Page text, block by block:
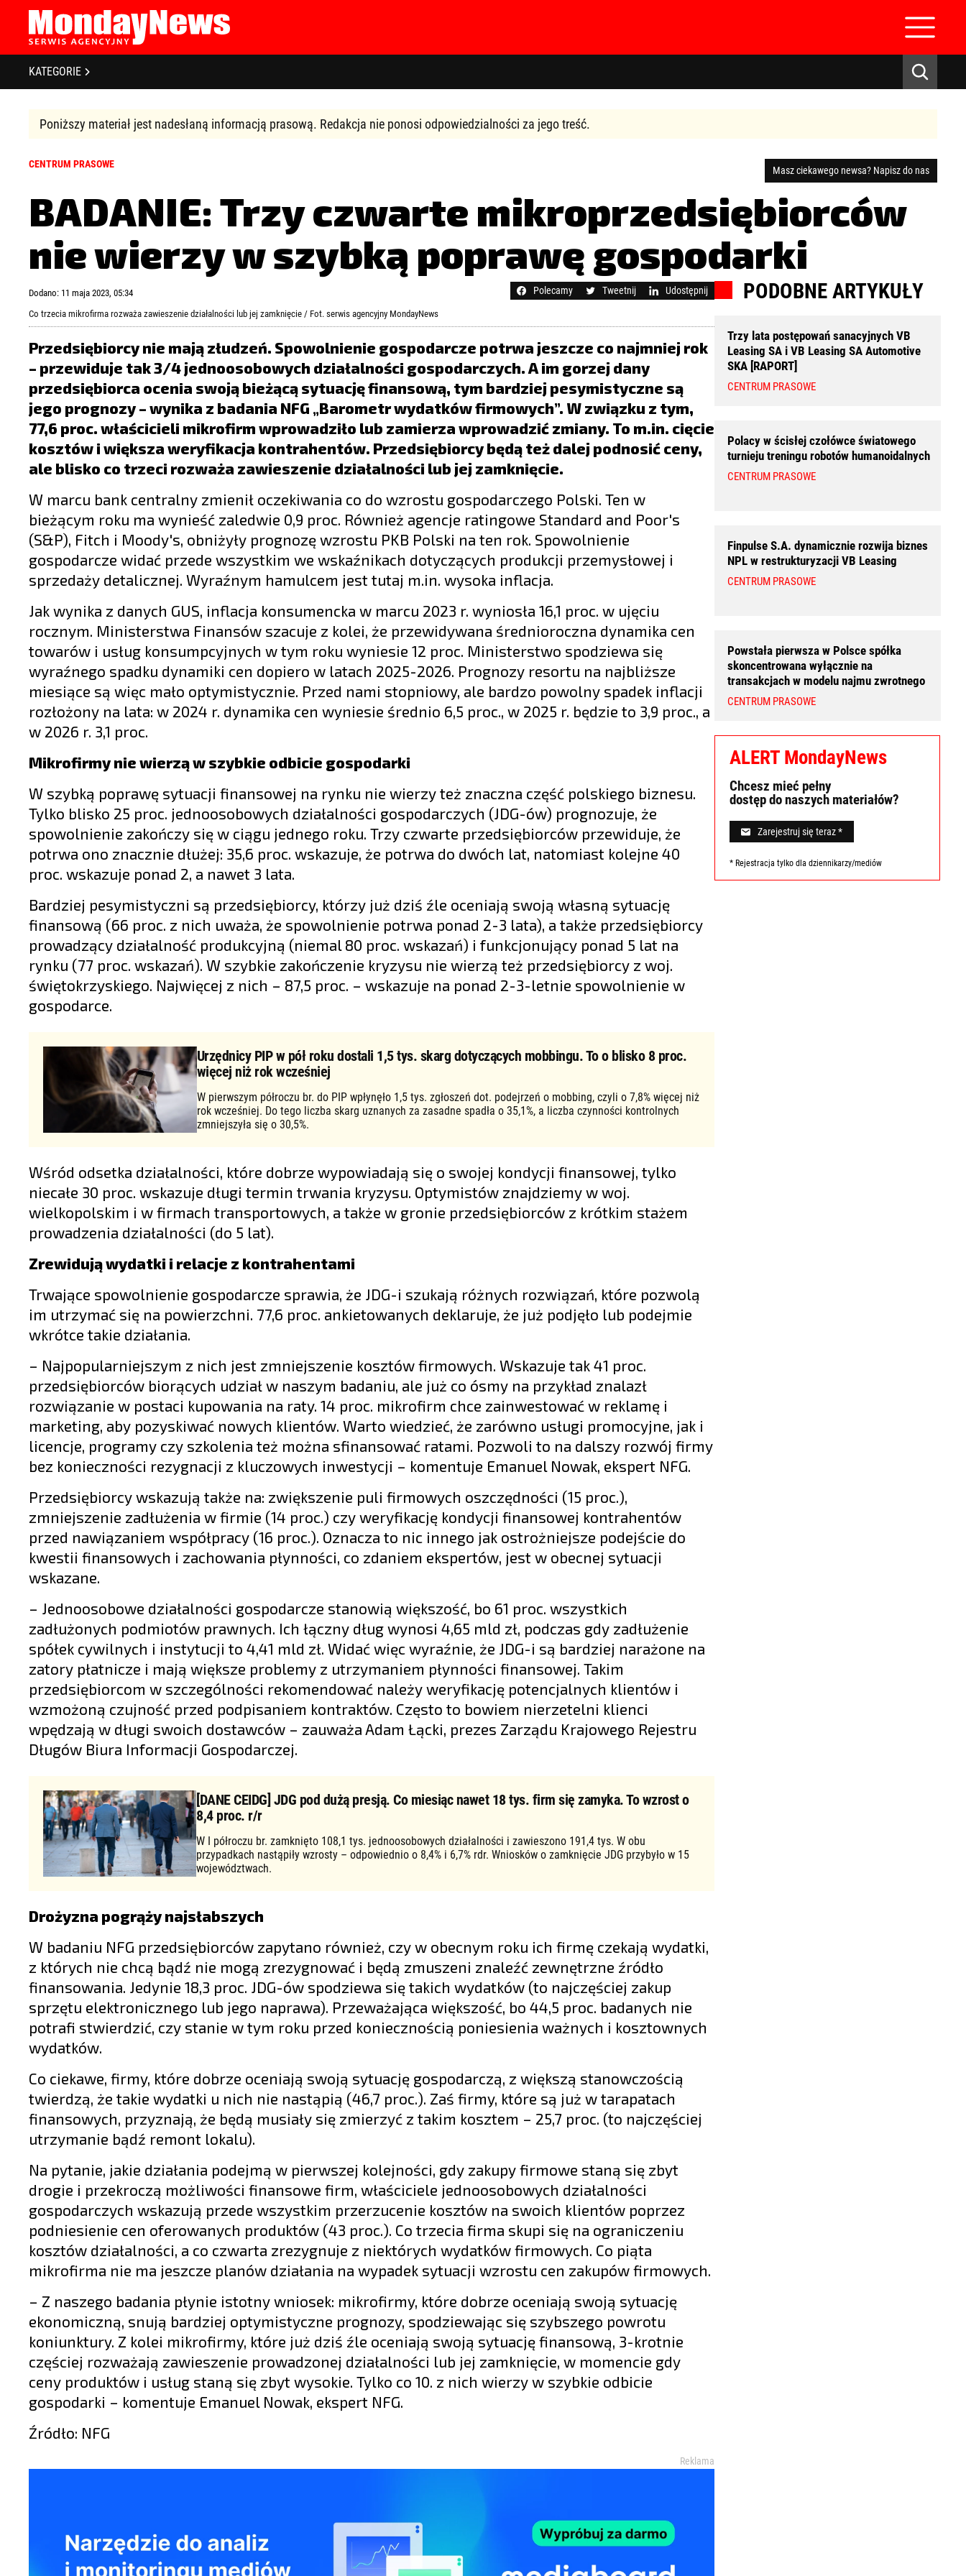
STRONA GŁÓWNA
O NAS
POLITYKA PRYWATNOŚCI
LICENCJA
Zapomniałeś hasła?
KATEGORIE
BIZNES I GOSPODARKA
BANKOWOŚĆ I FINANSE
NOWE TECHNOLOGIE
SPOŁECZEŃSTWO
MEDIA
ZDROWIE I URODA
KULTURA
LIFESTYLE
OPINIE I KOMENTARZE
Poniższy materiał jest nadesłaną informacją prasową. Redakcja nie ponosi odpowiedzialności za jego treść.
CENTRUM PRASOWE
Masz ciekawego newsa? Napisz do nas
BADANIE: Trzy czwarte mikroprzedsiębiorców
nie wierzy w szybką poprawę gospodarki
Dodano: 11 maja 2023, 05:34 Polecamy Tweetnij Udostępnij
Co trzecia mikrofirma rozważa zawieszenie działalności lub jej zamknięcie / Fot. serwis agencyjny MondayNews
Przedsiębiorcy nie mają złudzeń. Spowolnienie gospodarcze potrwa jeszcze co najmniej rok
– przewiduje tak 3/4 jednoosobowych działalności gospodarczych. A im gorzej dany
przedsiębiorca ocenia swoją bieżącą sytuację finansową, tym bardziej pesymistyczne są
jego prognozy – wynika z badania NFG „Barometr wydatków firmowych”. W związku z tym,
77,6 proc. właścicieli mikrofirm wprowadziło lub zamierza wprowadzić zmiany. To m.in. cięcie
kosztów i większa weryfikacja kontrahentów. Przedsiębiorcy będą też dalej podnosić ceny,
ale blisko co trzeci rozważa zawieszenie działalności lub jej zamknięcie.
W marcu bank centralny zmienił oczekiwania co do wzrostu gospodarczego Polski. Ten w
bieżącym roku ma wynieść zaledwie 0,9 proc. Również agencje ratingowe Standard and Poor's
(S&P), Fitch i Moody's, obniżyły prognozę wzrostu PKB Polski na ten rok. Spowolnienie
gospodarcze widać przede wszystkim we wskaźnikach dotyczących produkcji przemysłowej i
sprzedaży detalicznej. Wyraźnym hamulcem jest tutaj m.in. wysoka inflacja.
Jak wynika z danych GUS, inflacja konsumencka w marcu 2023 r. wyniosła 16,1 proc. w ujęciu
rocznym. Ministerstwa Finansów szacuje z kolei, że przewidywana średnioroczna dynamika cen
towarów i usług konsumpcyjnych w tym roku wyniesie 12 proc. Ministerstwo spodziewa się
wyraźnego spadku dynamiki cen dopiero w latach 2025-2026. Prognozy resortu na najbliższe
miesiące są więc mało optymistycznie. Przed nami stopniowy, ale bardzo powolny spadek inflacji
rozłożony na lata: w 2024 r. dynamika cen wyniesie średnio 6,5 proc., w 2025 r. będzie to 3,9 proc., a
w 2026 r. 3,1 proc.
Mikrofirmy nie wierzą w szybkie odbicie gospodarki
W szybką poprawę sytuacji finansowej na rynku nie wierzy też znaczna część polskiego biznesu.
Tylko blisko 25 proc. jednoosobowych działalności gospodarczych (JDG-ów) prognozuje, że
spowolnienie zakończy się w ciągu jednego roku. Trzy czwarte przedsiębiorców przewiduje, że
potrwa ono znacznie dłużej: 35,6 proc. wskazuje, że potrwa do dwóch lat, natomiast kolejne 40
proc. wskazuje ponad 2, a nawet 3 lata.
Bardziej pesymistyczni są przedsiębiorcy, którzy już dziś źle oceniają swoją własną sytuację
finansową (66 proc. z nich uważa, że spowolnienie potrwa ponad 2-3 lata), a także przedsiębiorcy
prowadzący działalność produkcyjną (niemal 80 proc. wskazań) i funkcjonujący ponad 5 lat na
rynku (77 proc. wskazań). W szybkie zakończenie kryzysu nie wierzą też przedsiębiorcy z woj.
świętokrzyskiego. Najwięcej z nich – 87,5 proc. – wskazuje na ponad 2-3-letnie spowolnienie w
gospodarce.
Urzędnicy PIP w pół roku dostali 1,5 tys. skarg dotyczących mobbingu. To o blisko 8 proc.
więcej niż rok wcześniej
W pierwszym półroczu br. do PIP wpłynęło 1,5 tys. zgłoszeń dot. podejrzeń o mobbing, czyli o 7,8% więcej niż
rok wcześniej. Do tego liczba skarg uznanych za zasadne spadła o 35,1%, a liczba czynności kontrolnych
zmniejszyła się o 30,5%.
Wśród odsetka działalności, które dobrze wypowiadają się o swojej kondycji finansowej, tylko
niecałe 30 proc. wskazuje długi termin trwania kryzysu. Optymistów znajdziemy w woj.
wielkopolskim i w firmach transportowych, a także w gronie przedsiębiorców z krótkim stażem
prowadzenia działalności (do 5 lat).
Zrewidują wydatki i relacje z kontrahentami
Trwające spowolnienie gospodarcze sprawia, że JDG-i szukają różnych rozwiązań, które pozwolą
im utrzymać się na powierzchni. 77,6 proc. ankietowanych deklaruje, że już podjęło lub podejmie
wkrótce takie działania.
– Najpopularniejszym z nich jest zmniejszenie kosztów firmowych. Wskazuje tak 41 proc.
przedsiębiorców biorących udział w naszym badaniu, ale już co ósmy na przykład znalazł
rozwiązanie w postaci kupowania na raty. 14 proc. mikrofirm chce zainwestować w reklamę i
marketing, aby pozyskiwać nowych klientów. Warto wiedzieć, że zarówno usługi promocyjne, jak i
licencje, programy czy szkolenia też można sfinansować ratami. Pozwoli to na dalszy rozwój firmy
bez konieczności rezygnacji z kluczowych inwestycji – komentuje Emanuel Nowak, ekspert NFG.
Przedsiębiorcy wskazują także na: zwiększenie puli firmowych oszczędności (15 proc.),
zmniejszenie zadłużenia w firmie (14 proc.) czy weryfikację kondycji finansowej kontrahentów
przed nawiązaniem współpracy (16 proc.). Oznacza to nic innego jak ostrożniejsze podejście do
kwestii finansowych i zachowania płynności, co zdaniem ekspertów, jest w obecnej sytuacji
wskazane.
– Jednoosobowe działalności gospodarcze stanowią większość, bo 61 proc. wszystkich
zadłużonych podmiotów prawnych. Ich łączny dług wynosi 4,65 mld zł, podczas gdy zadłużenie
spółek cywilnych i instytucji to 4,41 mld zł. Widać więc wyraźnie, że JDG-i są bardziej narażone na
zatory płatnicze i mają większe problemy z utrzymaniem płynności finansowej. Takim
przedsiębiorcom w szczególności rekomendować należy weryfikację potencjalnych klientów i
wzmożoną czujność przed podpisaniem kontraktów. Często to bowiem nierzetelni klienci
wpędzają w długi swoich dostawców – zauważa Adam Łącki, prezes Zarządu Krajowego Rejestru
Długów Biura Informacji Gospodarczej.
[DANE CEIDG] JDG pod dużą presją. Co miesiąc nawet 18 tys. firm się zamyka. To wzrost o
8,4 proc. r/r
W I półroczu br. zamknięto 108,1 tys. jednoosobowych działalności i zawieszono 191,4 tys. W obu
przypadkach nastąpiły wzrosty – odpowiednio o 8,4% i 6,7% rdr. Wniosków o zamknięcie JDG przybyło w 15
województwach.
Drożyzna pogrąży najsłabszych
W badaniu NFG przedsiębiorców zapytano również, czy w obecnym roku ich firmę czekają wydatki,
z których nie chcą bądź nie mogą zrezygnować i będą zmuszeni znaleźć zewnętrzne źródło
finansowania. Jedynie 18,3 proc. JDG-ów spodziewa się takich wydatków (to najczęściej zakup
sprzętu elektronicznego lub jego naprawa). Przeważająca większość, bo 44,5 proc. badanych nie
potrafi stwierdzić, czy stanie w tym roku przed koniecznością poniesienia ważnych i kosztownych
wydatków.
Co ciekawe, firmy, które dobrze oceniają swoją sytuację gospodarczą, z większą stanowczością
twierdzą, że takie wydatki u nich nie nastąpią (46,7 proc.). Zaś firmy, które są już w tarapatach
finansowych, przyznają, że będą musiały się zmierzyć z takim kosztem – 25,7 proc. (to najczęściej
utrzymanie bądź remont lokalu).
Na pytanie, jakie działania podejmą w pierwszej kolejności, gdy zakupy firmowe staną się zbyt
drogie i przekroczą możliwości finansowe firm, właściciele jednoosobowych działalności
gospodarczych wskazują przede wszystkim przerzucenie kosztów na swoich klientów poprzez
podniesienie cen oferowanych produktów (43 proc.). Co trzecia firma skupi się na ograniczeniu
kosztów działalności, a co czwarta zrezygnuje z niektórych wydatków firmowych. Co piąta
mikrofirma nie ma jeszcze planów działania na wypadek sytuacji wzrostu cen zakupów firmowych.
– Z naszego badania płynie istotny wniosek: mikrofirmy, które dobrze oceniają swoją sytuację
ekonomiczną, snują bardziej optymistyczne prognozy, spodziewając się szybszego powrotu
koniunktury. Z kolei mikrofirmy, które już dziś źle oceniają swoją sytuację finansową, 3-krotnie
częściej rozważają zawieszenie prowadzonej działalności lub jej zamknięcie, w momencie gdy
ceny produktów i usług staną się zbyt wysokie. Tylko co 10. z nich wierzy w szybkie odbicie
gospodarki – komentuje Emanuel Nowak, ekspert NFG.
Źródło: NFG
Reklama
PODOBNE ARTYKUŁY
Trzy lata postępowań sanacyjnych VB
Leasing SA i VB Leasing SA Automotive
SKA [RAPORT]
CENTRUM PRASOWE
Polacy w ścisłej czołówce światowego
turnieju treningu robotów humanoidalnych
CENTRUM PRASOWE
Finpulse S.A. dynamicznie rozwija biznes
NPL w restrukturyzacji VB Leasing
CENTRUM PRASOWE
Powstała pierwsza w Polsce spółka
skoncentrowana wyłącznie na
transakcjach w modelu najmu zwrotnego
CENTRUM PRASOWE
ALERT MondayNews
Chcesz mieć pełny
dostęp do naszych materiałów?
Zarejestruj się teraz *
* Rejestracja tylko dla dziennikarzy/mediów